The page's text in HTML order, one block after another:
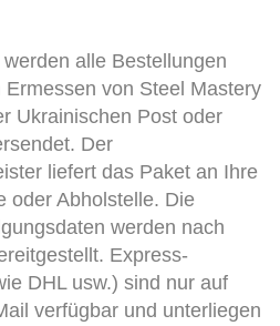
alle Bestellungen
Ermessen von Steel Mastery
Ukrainischen Post oder
Der
liefert das Paket an Ihre
oder Abholstelle. Die
werden nach
Express-
DHL usw.) sind nur auf
verfügbar und unterliegen